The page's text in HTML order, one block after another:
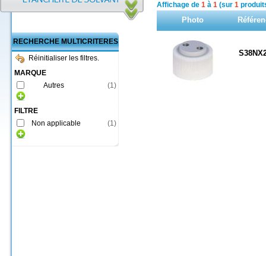
RECHERCHE MULTICRITERES
Réinitialiser les filtres.
MARQUE
Autres
(1)
FILTRE
Non applicable
(1)
Affichage de 1 à 1 (sur 1
Photo